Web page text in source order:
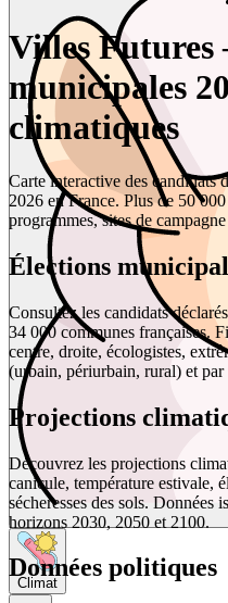
Climat
Villes
municipales
climatiques
Carte interactive des candidats
2026 en France. Plus de 50
programmes, sites de
Élections
Consultez les candidats
34 000 communes françaises.
centre, droite, écologistes,
(urbain, périurbain, rural) et
Projections
Découvrez les projections
canicule, température estivale,
sécheresses des sols. Données
horizons 2030, 2050 et 2100.
Données politiques